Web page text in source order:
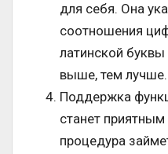
для себя. Она
соотношения
латинской
выше, тем лучше.
Поддержка
станет
процедура